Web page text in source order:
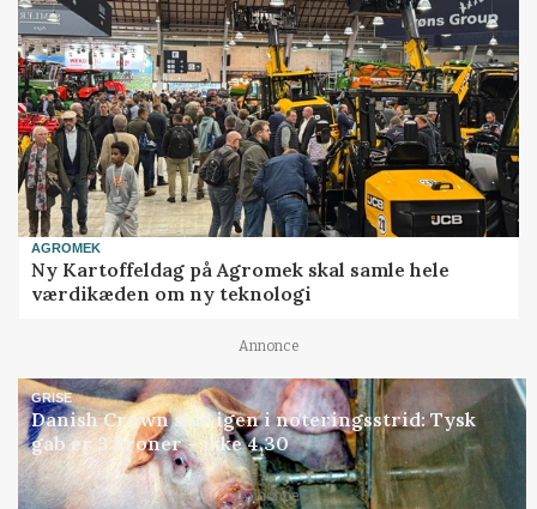
AGROMEK
Ny Kartoffeldag på Agromek skal samle hele
værdikæden om ny teknologi
Annonce
GRISE
Danish Crown slår igen i noteringsstrid: Tysk
gab er 3 kroner – ikke 4,30
Annonce